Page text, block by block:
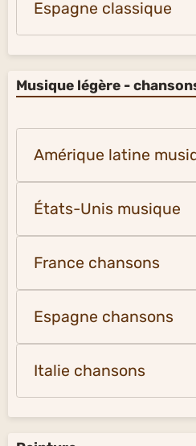
Espagne classique
Musique légère -
Amérique latine
États-Unis musique
France chansons
Espagne chansons
Italie chansons